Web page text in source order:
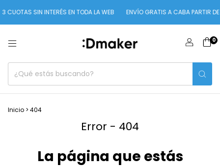
CUOTAS SIN INTERÉS EN TODA LA WEB ENVÍO GRATIS A CABA PARTIR
0
Inicio > 404
Error - 404
La página que estás